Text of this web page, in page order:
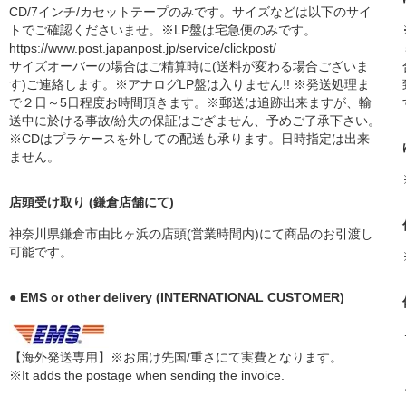
CD/7インチ/カセットテープのみです。サイズなどは以下のサイ
トでご確認くださいませ。※LP盤は宅急便のみです。
https://www.post.japanpost.jp/service/clickpost/
サイズオーバーの場合はご精算時に(送料が変わる場合ございま
す)ご連絡します。※アナログLP盤は入りません!! ※発送処理ま
で２日～5日程度お時間頂きます。※郵送は追跡出来ますが、輸
送中に於ける事故/紛失の保証はござません、予めご了承下さい。
※CDはプラケースを外しての配送も承ります。日時指定は出来
ません。
店頭受け取り (鎌倉店舗にて)
神奈川県鎌倉市由比ヶ浜の店頭(営業時間内)にて商品のお引渡し
可能です。
● EMS or other delivery (INTERNATIONAL CUSTOMER)
【海外発送専用】※お届け先国/重さにて実費となります。
※It adds the postage when sending the invoice.